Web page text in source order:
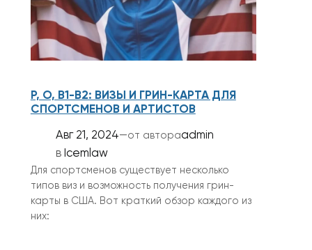
P, O, B1-B2: ВИЗЫ И ГРИН-КАРТА ДЛЯ
СПОРТСМЕНОВ И АРТИСТОВ
Авг 21, 2024—от автораadmin
в Icemlaw
Для спортсменов существует несколько
типов виз и возможность получения грин-
карты в США. Вот краткий обзор каждого из
них: